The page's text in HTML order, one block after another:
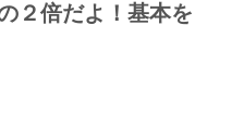
２倍だよ！基本を